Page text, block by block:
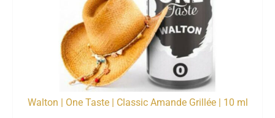
Walton | One Taste | Classic Amande Grillée | 10 ml